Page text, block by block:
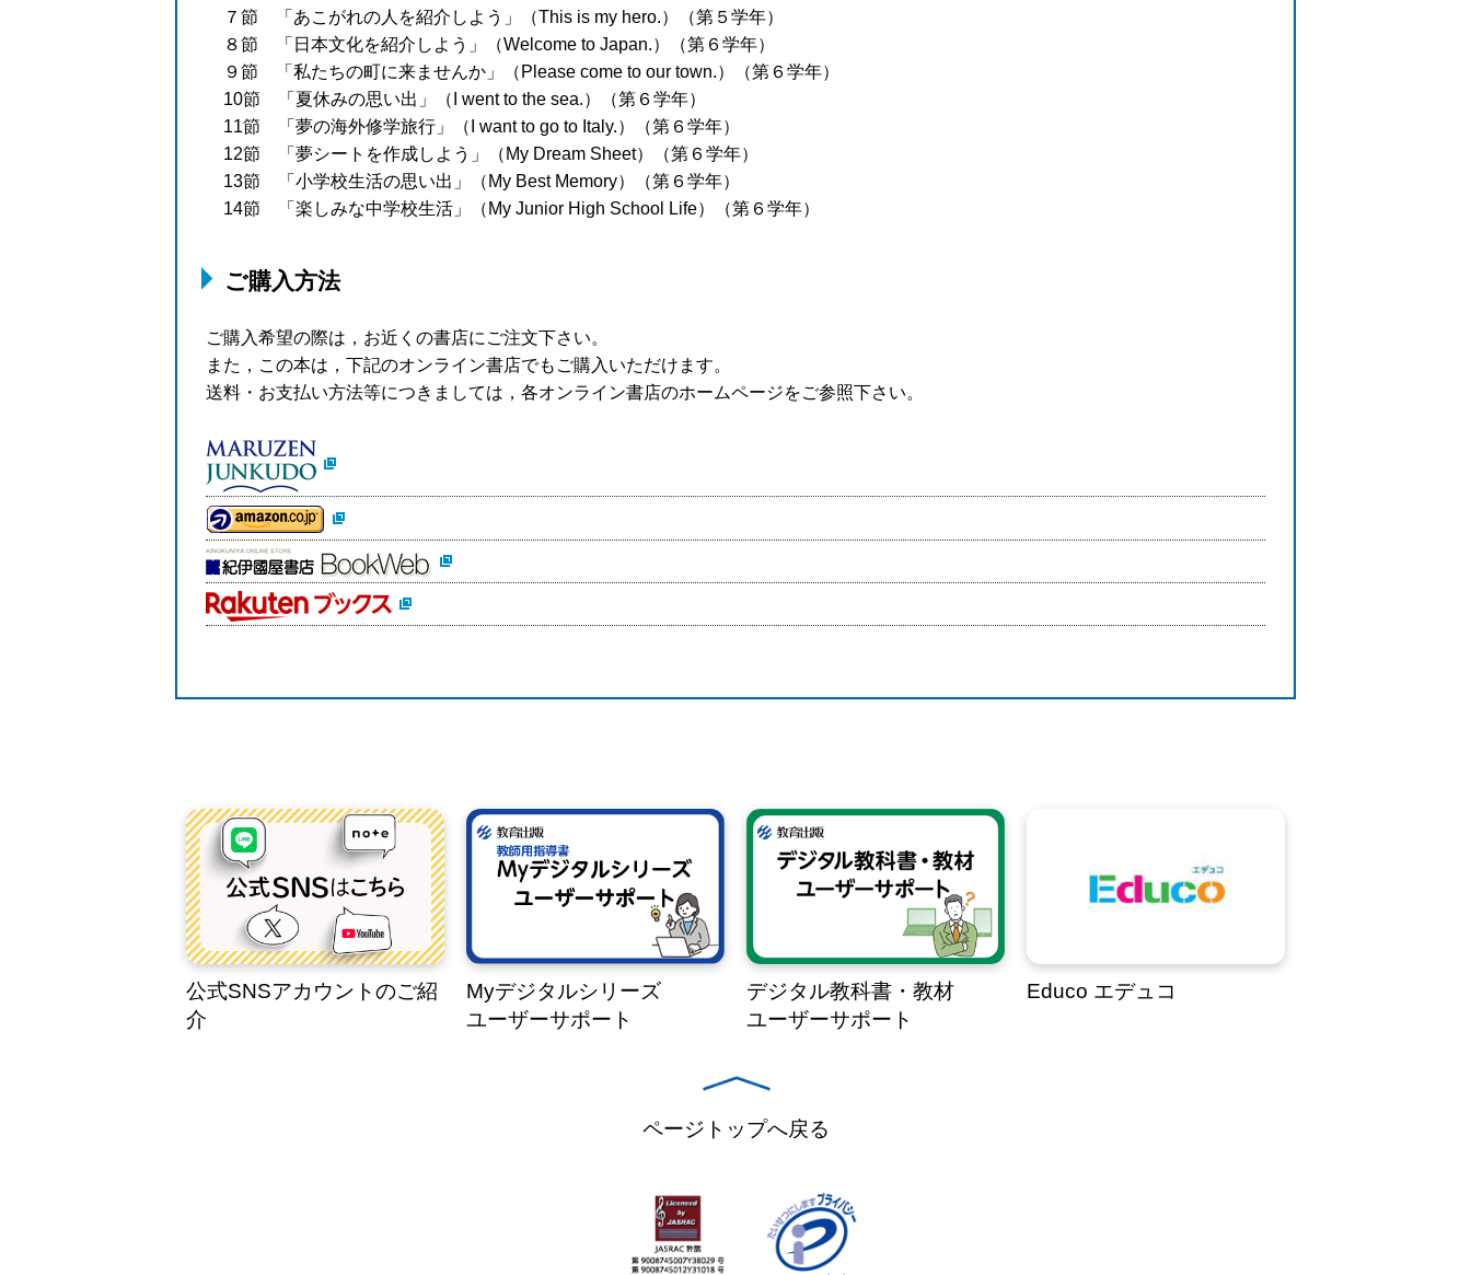
７節 「あこがれの人を紹介しよう」（This is my hero.）（第５学年）
８節 「日本文化を紹介しよう」（Welcome to Japan.）（第６学年）
９節 「私たちの町に来ませんか」（Please come to our town.）（第６学年）
10節 「夏休みの思い出」（I went to the sea.）（第６学年）
11節 「夢の海外修学旅行」（I want to go to Italy.）（第６学年）
12節 「夢シートを作成しよう」（My Dream Sheet）（第６学年）
13節 「小学校生活の思い出」（My Best Memory）（第６学年）
14節 「楽しみな中学校生活」（My Junior High School Life）（第６学年）
ご購入方法
ご購入希望の際は，お近くの書店にご注文下さい。
また，この本は，下記のオンライン書店でもご購入いただけます。
送料・お支払い方法等につきましては，各オンライン書店のホームページをご参照下さい。
公式SNSアカウントのご紹
介
Myデジタルシリーズ
ユーザーサポート
デジタル教科書・教材
ユーザーサポート
Educo エデュコ
ページトップへ戻る